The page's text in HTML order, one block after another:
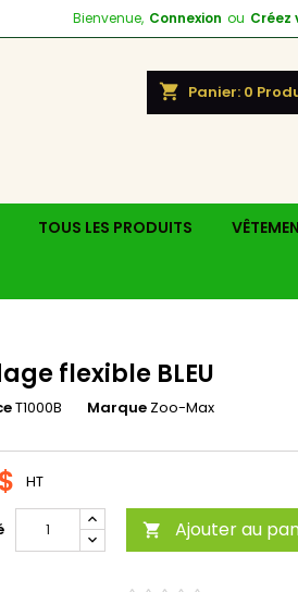
Bienvenue, Connexion ou Créez
shopping_cart Panier: 0
TOUS LES PRODUITS
flexible BLEU
T1000B Marque Zoo-Max
HT
 Ajouter au